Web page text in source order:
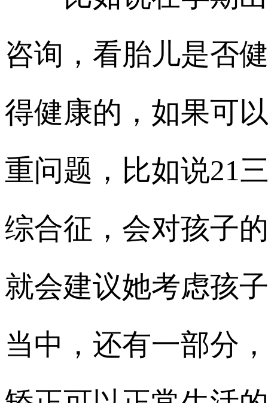
咨询，看胎儿是否
得健康的，如果可
重问题，比如说21
综合征，会对孩子
就会建议她考虑孩
当中，还有一部分